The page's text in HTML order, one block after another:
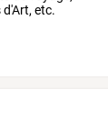
d'Art, etc.